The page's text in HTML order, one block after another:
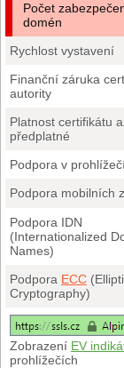
Počet
domén
Rychlost vystavení
Finanční záruka
autority
Platnost certifikátu
předplatné
Podpora v
Podpora mobilních
Podpora IDN
(Internationalized
Names)
Podpora ECC
Cryptography)
Zobrazení EV
prohlížečích